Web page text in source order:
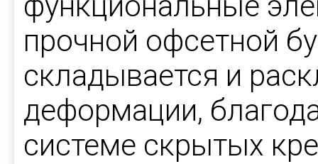
прочной офсетной
складывается и
деформации,
системе скрытых